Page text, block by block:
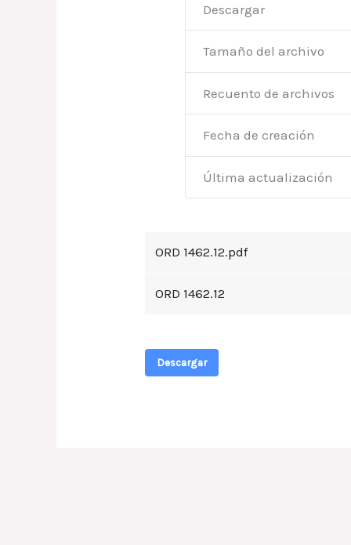
Descargar
Tamaño del archivo
Recuento de archivos
Fecha de creación
Última actualización
ORD 1462.12.pdf
ORD 1462.12
Descargar